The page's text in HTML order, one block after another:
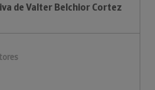
de Valter Belchior Cortez